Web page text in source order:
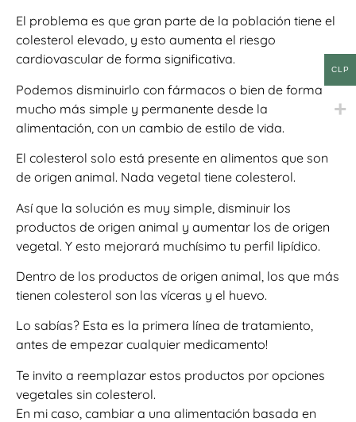
El problema es que gran parte de la población tiene el
colesterol elevado, y esto aumenta el riesgo
cardiovascular de forma significativa.
Podemos disminuirlo con fármacos o bien de forma
mucho más simple y permanente desde la
alimentación, con un cambio de estilo de vida.
El colesterol solo está presente en alimentos que son
de origen animal. Nada vegetal tiene colesterol.
Así que la solución es muy simple, disminuir los
productos de origen animal y aumentar los de origen
vegetal. Y esto mejorará muchísimo tu perfil lipídico.
Dentro de los productos de origen animal, los que más
tienen colesterol son las víceras y el huevo.
Lo sabías? Esta es la primera línea de tratamiento,
antes de empezar cualquier medicamento!
Te invito a reemplazar estos productos por opciones
vegetales sin colesterol.
En mi caso, cambiar a una alimentación basada en
CLP